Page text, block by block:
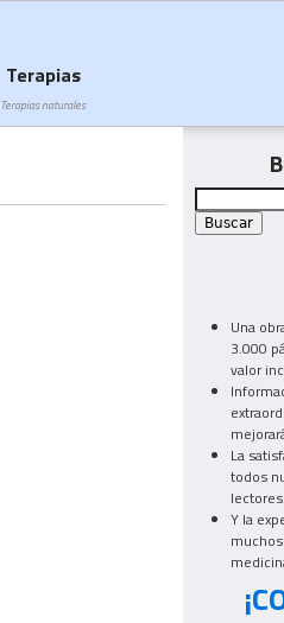
Terapias
Terapias naturales
Una
3.000
valor
La
todos
lectores.
Y la